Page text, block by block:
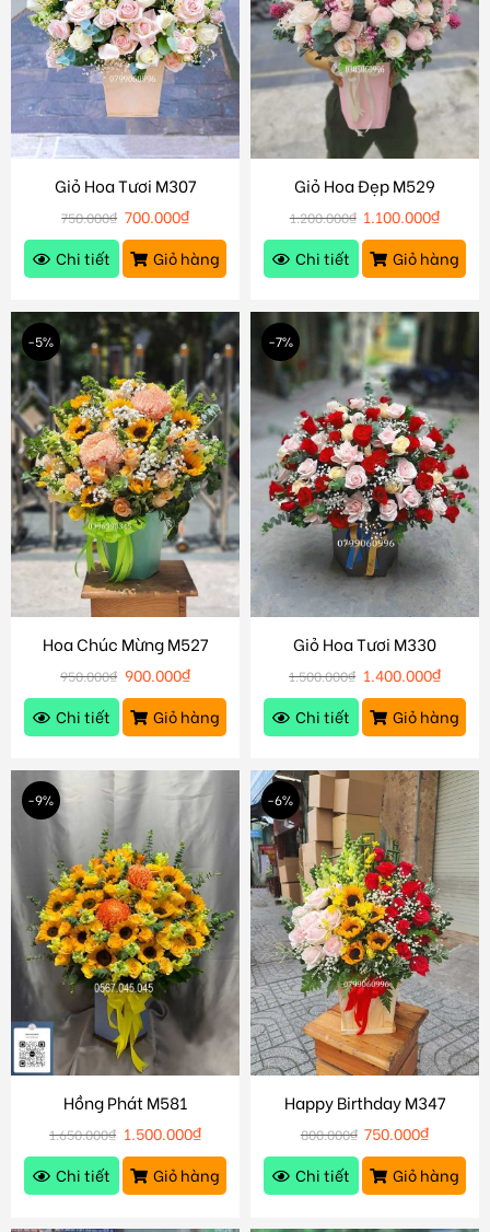
Giỏ Hoa Tươi M307
750.000₫ 700.000₫
Chi tiết
Giỏ hàng
Giỏ Hoa Đẹp M529
1.200.000₫ 1.100.000₫
Chi tiết
Giỏ hàng
-5%
Hoa Chúc Mừng M527
950.000₫ 900.000₫
Chi tiết
Giỏ hàng
-7%
Giỏ Hoa Tươi M330
1.500.000₫ 1.400.000₫
Chi tiết
Giỏ hàng
-9%
Hồng Phát M581
1.650.000₫ 1.500.000₫
Chi tiết
Giỏ hàng
-6%
Happy Birthday M347
800.000₫ 750.000₫
Chi tiết
Giỏ hàng